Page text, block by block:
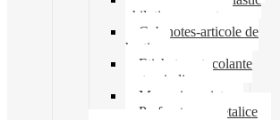
ghilotina magnet
Cub notes-articole de
hartie
Etichete autocolante
carton indigo
Mape si serviete
Perforatoare metalice